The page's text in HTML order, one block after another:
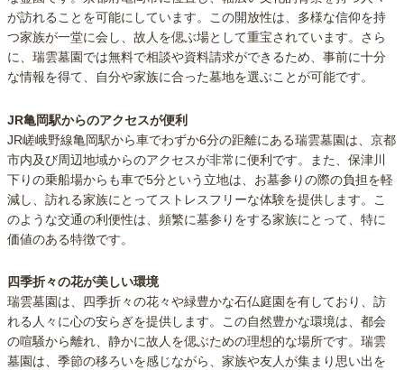
が訪れることを可能にしています。この開放性は、多様な信仰を持
つ家族が一堂に会し、故人を偲ぶ場として重宝されています。さら
に、瑞雲墓園では無料で相談や資料請求ができるため、事前に十分
な情報を得て、自分や家族に合った墓地を選ぶことが可能です。
JR亀岡駅からのアクセスが便利
JR嵯峨野線亀岡駅から車でわずか6分の距離にある瑞雲墓園は、京都
市内及び周辺地域からのアクセスが非常に便利です。また、保津川
下りの乗船場からも車で5分という立地は、お墓参りの際の負担を軽
減し、訪れる家族にとってストレスフリーな体験を提供します。こ
のような交通の利便性は、頻繁に墓参りをする家族にとって、特に
価値のある特徴です。
四季折々の花が美しい環境
瑞雲墓園は、四季折々の花々や緑豊かな石仏庭園を有しており、訪
れる人々に心の安らぎを提供します。この自然豊かな環境は、都会
の喧騒から離れ、静かに故人を偲ぶための理想的な場所です。瑞雲
墓園は、季節の移ろいを感じながら、家族や友人が集まり思い出を